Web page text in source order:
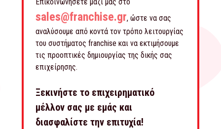
sales@franchise.gr, ώστε να σας
αναλύσουμε από κοντά τον τρόπο λειτουργίας
του συστήματος franchise και να εκτιμήσουμε
τις προοπτικές δημιουργίας της δικής σας
επιχείρησης.
Ξεκινήστε το επιχειρηματικό
μέλλον σας με εμάς και
διασφαλίστε την επιτυχία!